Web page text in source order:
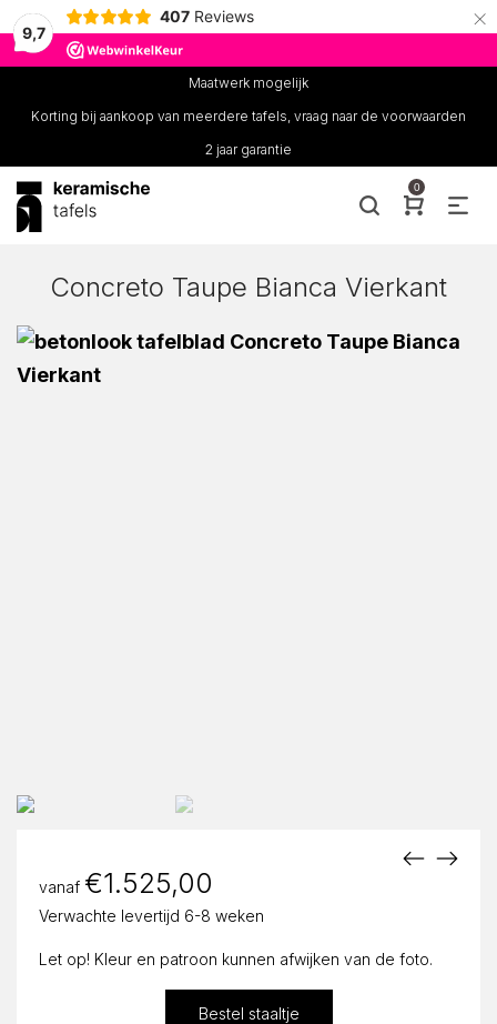
9,7
407 Reviews ×
Maatwerk mogelijk
Korting bij aankoop van meerdere tafels, vraag naar de voorwaarden
2 jaar garantie
0
Concreto Taupe Bianca Vierkant
vanaf €1.525,00
Verwachte levertijd 6-8 weken
Let op! Kleur en patroon kunnen afwijken van de foto.
Bestel staaltje